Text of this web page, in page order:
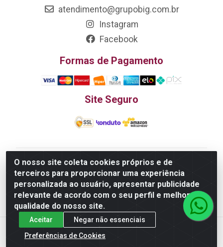
O nosso site coleta cookies próprios e de
terceiros para proporcionar uma experiência
personalizada ao usuário, apresentar publicidade
relevante de acordo com o seu perfil e melhorar a
qualidade do nosso site.
Aceitar
Negar não essenciais
Preferências de Cookies
atendimento@grupobig.com.br
Instagram
Facebook
Formas de Pagamento
Site Seguro
Edn Utilidades Domésticas Importação e Exportação
LTDA - R. Edmundo Pinto da Cunha, LT APM 06, N 133 -
Res. Luiza Monteiro, Trindade - GO, 75385-000 - CNPJ
20.758.851.0045/26